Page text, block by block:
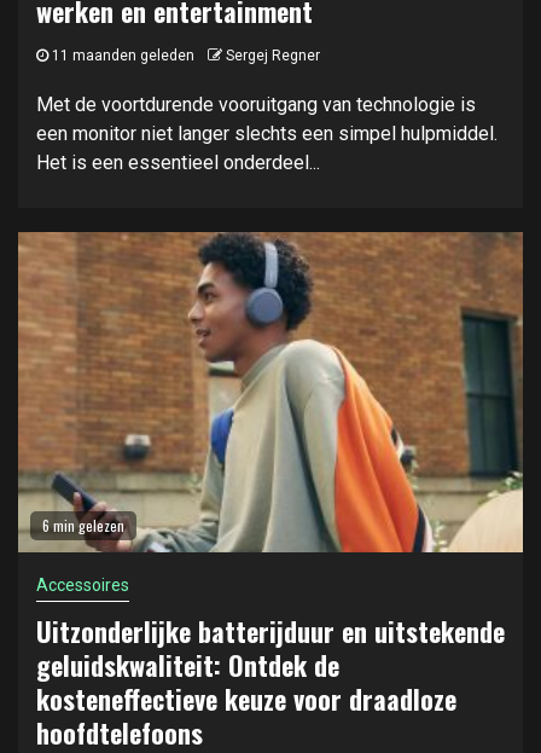
werken en entertainment
11 maanden geleden Sergej Regner
Met de voortdurende vooruitgang van technologie is
een monitor niet langer slechts een simpel hulpmiddel.
Het is een essentieel onderdeel...
6 min gelezen
Accessoires
Uitzonderlijke batterijduur en uitstekende
geluidskwaliteit: Ontdek de
kosteneffectieve keuze voor draadloze
hoofdtelefoons